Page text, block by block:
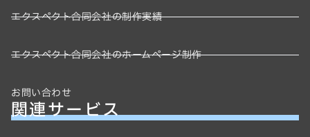
エクスペクト合同会社の制作実績
エクスペクト合同会社のホームページ制作
お問い合わせ
関連サービス